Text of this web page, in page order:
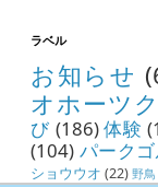
ラベル
お知らせ
オホーツク
び (186)体験
(104) パーク
ショウウオ (22) 野鳥